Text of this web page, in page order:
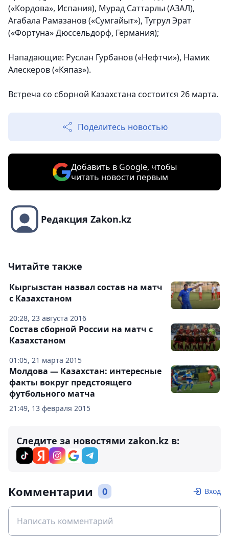
(«Кордова», Испания), Мурад Саттарлы (АЗАЛ),
Агабала Рамазанов («Сумгайыт»), Тугрул Эрат
(«Фортуна» Дюссельдорф, Германия);
Нападающие: Руслан Гурбанов («Нефтчи»), Намик
Алескеров («Кяпаз»).
Встреча со сборной Казахстана состоится 26 марта.
Поделитесь новостью
Добавить в Google, чтобы
читать новости первым
Редакция Zakon.kz
Читайте также
20:28, 23 августа 2016
Кыргызстан назвал состав на матч
с Казахстаном
01:05, 21 марта 2015
Состав сборной России на матч с
Казахстаном
21:49, 13 февраля 2015
Молдова — Казахстан: интересные
факты вокруг предстоящего
футбольного матча
Следите за новостями zakon.kz в:
Комментарии 0 Вход